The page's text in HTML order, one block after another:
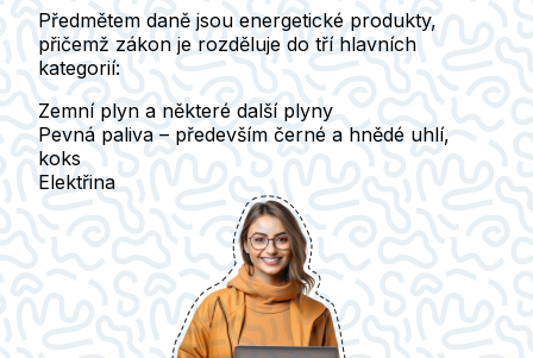
Předmětem daně jsou energetické produkty,
přičemž zákon je rozděluje do tří hlavních
kategorií:
Zemní plyn a některé další plyny
Pevná paliva – především černé a hnědé uhlí,
koks
Elektřina